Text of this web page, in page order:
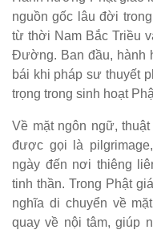
nguồn gốc lâu đời
từ thời Nam Bắc Triều
Đường. Ban đầu, hành
bái khi pháp sư thuyết
trọng trong sinh hoạt
Về mặt ngôn ngữ,
được gọi là
ngày đến nơi thiêng
tinh thần. Trong Phật
nghĩa di chuyển về
quay về nội tâm, giúp